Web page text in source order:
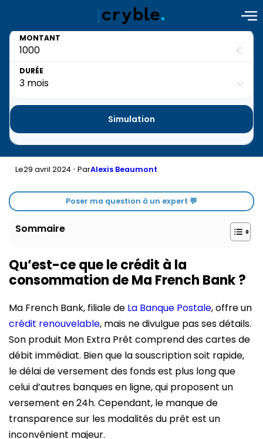
MONTANT
€
DURÉE
Simulation
Le29 avril 2024· ParAlexis Beaumont
Poser ma question à un expert 💬
Sommaire
Qu’est-ce que le crédit à la
consommation de Ma French Bank ?
Ma French Bank, filiale de La Banque Postale, offre un
crédit renouvelable, mais ne divulgue pas ses détails.
Son produit Mon Extra Prêt comprend des cartes de
débit immédiat. Bien que la souscription soit rapide,
le délai de versement des fonds est plus long que
celui d’autres banques en ligne, qui proposent un
versement en 24h. Cependant, le manque de
transparence sur les modalités du prêt est un
inconvénient majeur.